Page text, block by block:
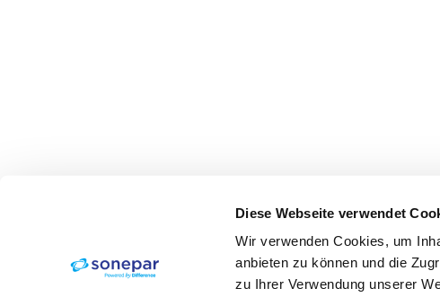
Diese Webseite verwendet
Wir verwenden Cookies, um
anbieten zu können und die
zu Ihrer Verwendung unserer